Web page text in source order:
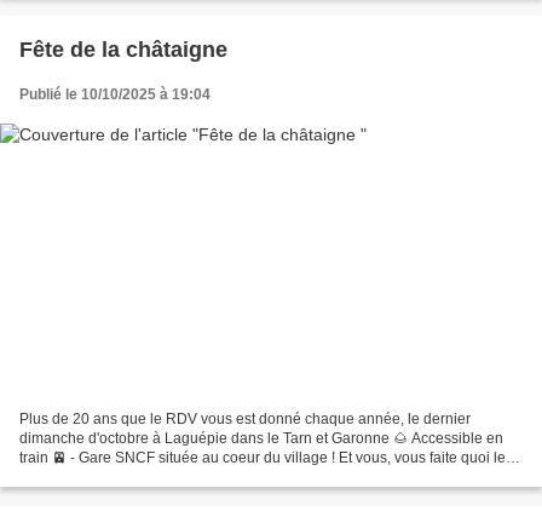
Fête de la châtaigne
Publié le 10/10/2025 à 19:04
Plus de 20 ans que le RDV vous est donné chaque année, le dernier
dimanche d'octobre à Laguépie dans le Tarn et Garonne 🌰 Accessible en
train 🚈 - Gare SNCF située au coeur du village ! Et vous, vous faite quoi le